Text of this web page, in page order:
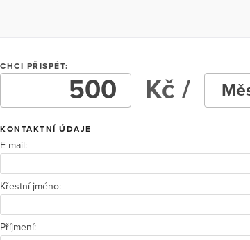
CHCI PŘISPĚT:
Kč /
KONTAKTNÍ ÚDAJE
E-mail:
Křestní jméno:
Příjmení: